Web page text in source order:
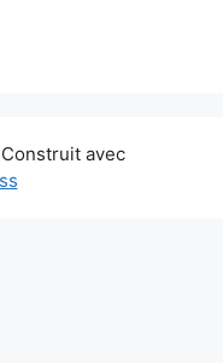
Construit avec